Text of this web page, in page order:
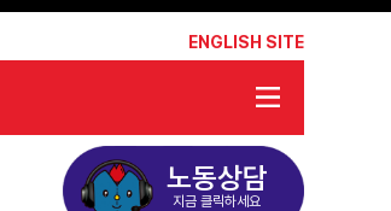
ENGLISH SITE
노동상담
지금 클릭하세요